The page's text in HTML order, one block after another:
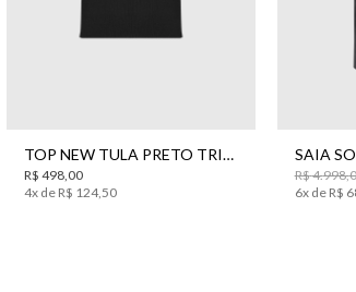
TOP NEW TULA PRETO TRICOT BO.BÔ FEMININO
R$ 498,00
4x de R$ 124,50
R$4.998,
6x de R$